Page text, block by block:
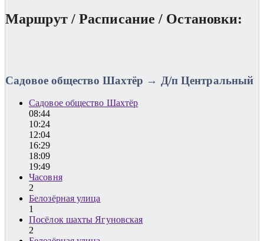
Маршрут / Расписание / Остановки:
Садовое общество Шахтёр → Д/п Центральный
Садовое общество Шахтёр
08:44
10:24
12:04
16:29
18:09
19:49
Часовня
2
Белозёрная улица
1
Посёлок шахты Ягуновская
2